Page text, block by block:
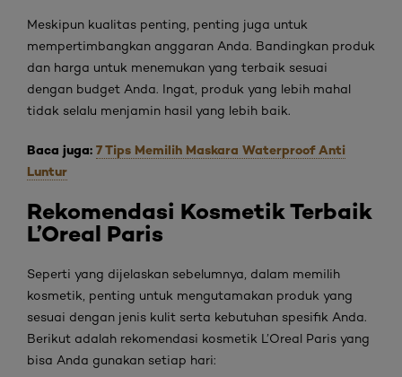
Meskipun kualitas penting, penting juga untuk
mempertimbangkan anggaran Anda. Bandingkan produk
dan harga untuk menemukan yang terbaik sesuai
dengan budget Anda. Ingat, produk yang lebih mahal
tidak selalu menjamin hasil yang lebih baik.
Baca juga: 7 Tips Memilih Maskara Waterproof Anti
Luntur
Rekomendasi Kosmetik Terbaik
L’Oreal Paris
Seperti yang dijelaskan sebelumnya, dalam memilih
kosmetik, penting untuk mengutamakan produk yang
sesuai dengan jenis kulit serta kebutuhan spesifik Anda.
Berikut adalah rekomendasi kosmetik L’Oreal Paris yang
bisa Anda gunakan setiap hari: